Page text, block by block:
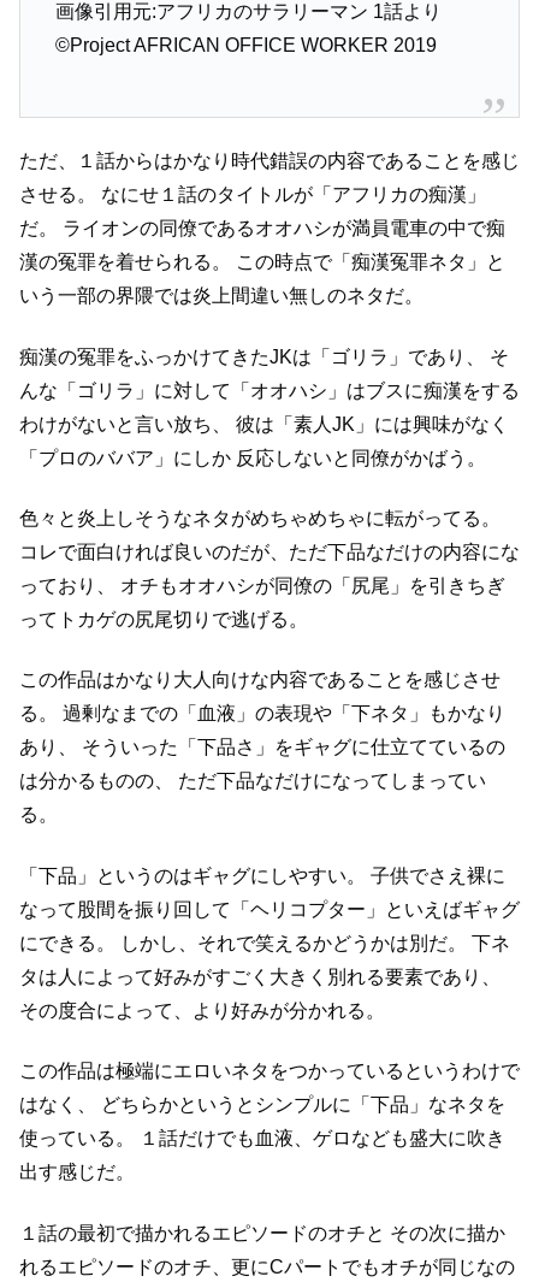
画像引用元:アフリカのサラリーマン 1話より
©Project AFRICAN OFFICE WORKER 2019
ただ、１話からはかなり時代錯誤の内容であることを感じ
させる。
なにせ１話のタイトルが「アフリカの痴漢」
だ。
ライオンの同僚であるオオハシが満員電車の中で痴
漢の冤罪を着せられる。
この時点で「痴漢冤罪ネタ」と
いう一部の界隈では炎上間違い無しのネタだ。
痴漢の冤罪をふっかけてきたJKは「ゴリラ」であり、
そ
んな「ゴリラ」に対して「オオハシ」はブスに痴漢をする
わけがないと言い放ち、
彼は「素人JK」には興味がなく
「プロのババア」にしか 反応しないと同僚がかばう。
色々と炎上しそうなネタがめちゃめちゃに転がってる。
コレで面白ければ良いのだが、ただ下品なだけの内容にな
っており、
オチもオオハシが同僚の「尻尾」を引きちぎ
ってトカゲの尻尾切りで逃げる。
この作品はかなり大人向けな内容であることを感じさせ
る。
過剰なまでの「血液」の表現や「下ネタ」もかなり
あり、
そういった「下品さ」をギャグに仕立てているの
は分かるものの、
ただ下品なだけになってしまってい
る。
「下品」というのはギャグにしやすい。
子供でさえ裸に
なって股間を振り回して「ヘリコプター」といえばギャグ
にできる。
しかし、それで笑えるかどうかは別だ。
下ネ
タは人によって好みがすごく大きく別れる要素であり、
その度合によって、より好みが分かれる。
この作品は極端にエロいネタをつかっているというわけで
はなく、
どちらかというとシンプルに「下品」なネタを
使っている。
１話だけでも血液、ゲロなども盛大に吹き
出す感じだ。
１話の最初で描かれるエピソードのオチと その次に描か
れるエピソードのオチ、更にCパートでもオチが同じなの